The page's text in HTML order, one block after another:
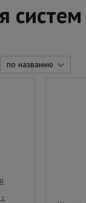
по названию